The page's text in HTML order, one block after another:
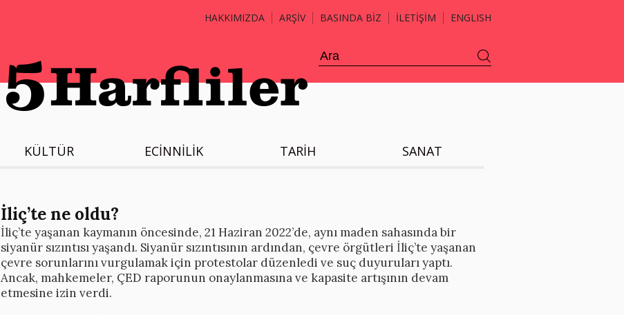
HAKKIMIZDA ARŞİV BASINDA BİZ İLETİŞİM ENGLISH
KÜLTÜR ECİNNİLİK TARİH SANAT
İliç’te ne oldu?
İliç’te yaşanan kaymanın öncesinde, 21 Haziran 2022’de, aynı maden sahasında bir
siyanür sızıntısı yaşandı. Siyanür sızıntısının ardından, çevre örgütleri İliç’te yaşanan
çevre sorunlarını vurgulamak için protestolar düzenledi ve suç duyuruları yaptı.
Ancak, mahkemeler, ÇED raporunun onaylanmasına ve kapasite artışının devam
etmesine izin verdi.